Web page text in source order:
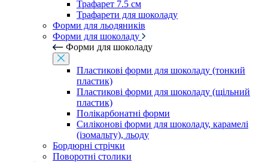
Трафарет 7.5 см
Трафарети для шоколаду
Форми для льодяників
Форми для шоколаду
Форми для шоколаду
Пластикові форми для шоколаду (тонкий
пластик)
Пластикові форми для шоколаду (щільний
пластик)
Полікарбонатні форми
Силіконові форми для шоколаду, карамелі
(ізомальту), льоду
Бордюрні стрічки
Поворотні столики